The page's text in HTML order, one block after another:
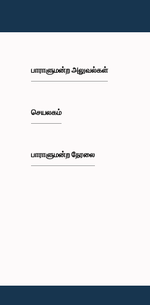
பாராளுமன்ற அலுவல்கள்
செயலகம்
பாராளுமன்ற நேரலை